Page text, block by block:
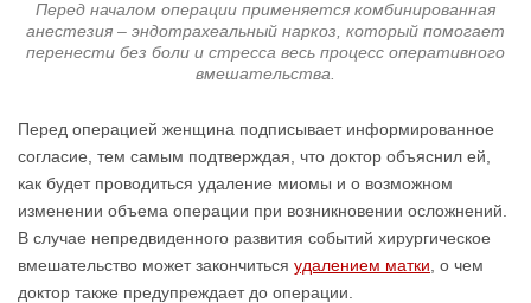
Перед началом операции применяется комбинированная
анестезия – эндотрахеальный наркоз, который помогает
перенести без боли и стресса весь процесс оперативного
вмешательства.
Перед операцией женщина подписывает информированное
согласие, тем самым подтверждая, что доктор объяснил ей,
как будет проводиться удаление миомы и о возможном
изменении объема операции при возникновении осложнений.
В случае непредвиденного развития событий хирургическое
вмешательство может закончиться удалением матки , о чем
доктор также предупреждает до операции.